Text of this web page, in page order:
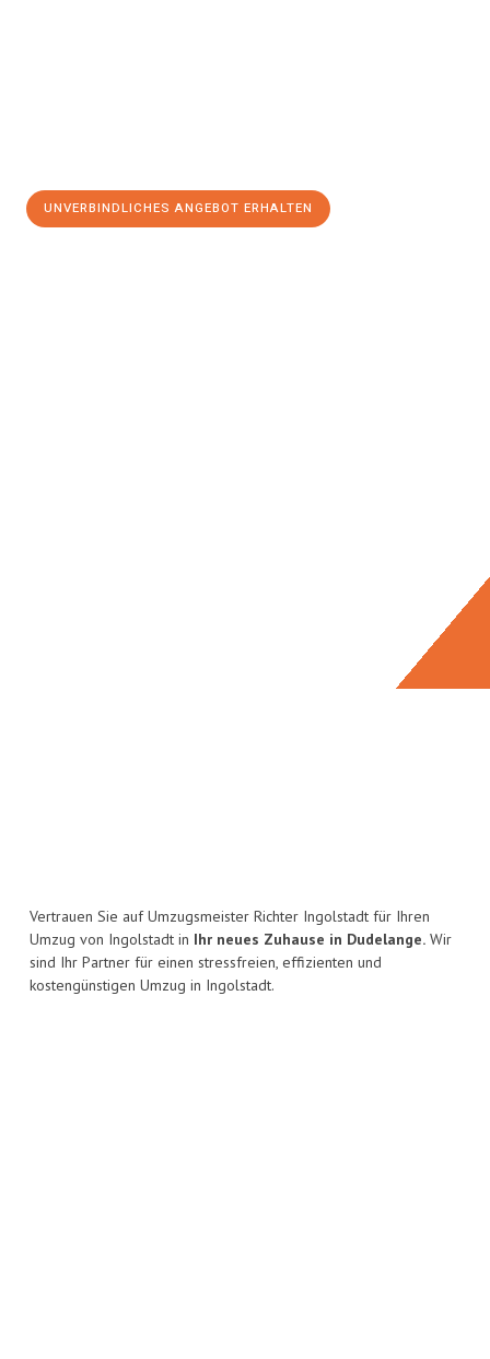
UNVERBINDLICHES ANGEBOT ERHALTEN
Vertrauen Sie auf Umzugsmeister Richter Ingolstadt für Ihren
Umzug von Ingolstadt in Ihr neues Zuhause in Dudelange. Wir
sind Ihr Partner für einen stressfreien, effizienten und
kostengünstigen Umzug in Ingolstadt.